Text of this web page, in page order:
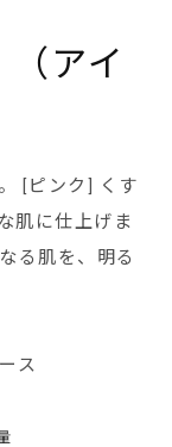
アイ
[ピンク] くす
肌に仕上げま
る肌を、明る
ス